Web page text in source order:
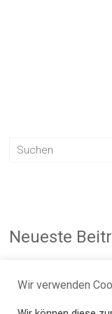
Neueste
Wir verwenden